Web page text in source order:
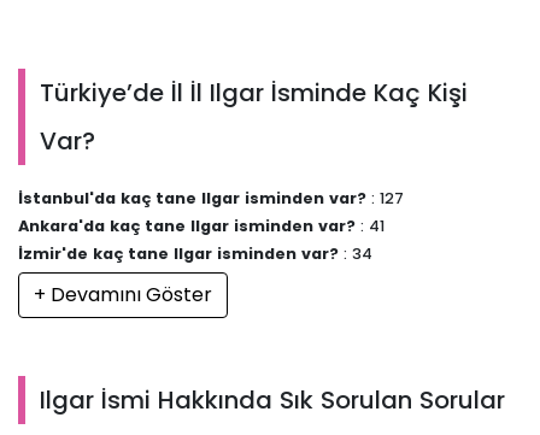
Türkiye’de İl İl Ilgar İsminde Kaç Kişi
Var?
İstanbul'da kaç tane Ilgar isminden var? : 127
Ankara'da kaç tane Ilgar isminden var? : 41
İzmir'de kaç tane Ilgar isminden var? : 34
+ Devamını Göster
Ilgar İsmi Hakkında Sık Sorulan Sorular